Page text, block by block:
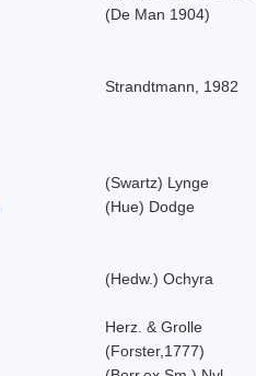
(De Man 1904)
Strandtmann, 1982
(Swartz) Lynge
(Hue) Dodge
(Hedw.) Ochyra
Herz. & Grolle
(Forster,1777)